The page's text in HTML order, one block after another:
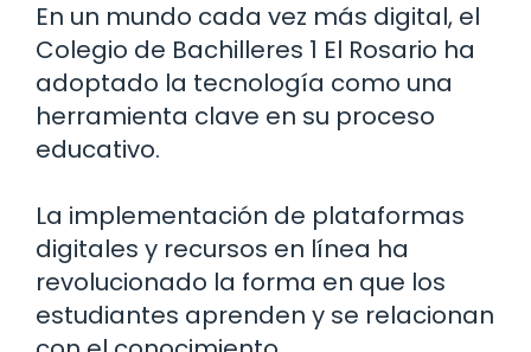
En un mundo cada vez más digital, el
Colegio de Bachilleres 1 El Rosario ha
adoptado la tecnología como una
herramienta clave en su proceso
educativo.
La implementación de plataformas
digitales y recursos en línea ha
revolucionado la forma en que los
estudiantes aprenden y se relacionan